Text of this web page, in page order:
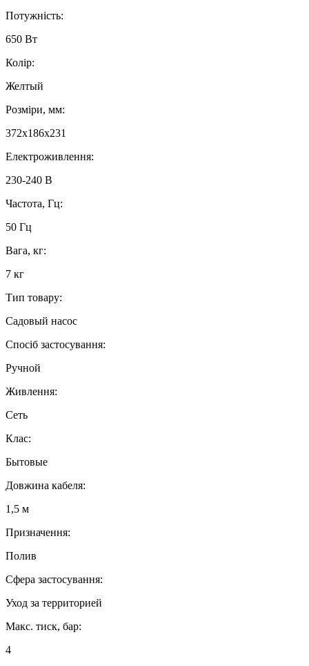
Потужність:
650 Вт
Колір:
Желтый
Розміри, мм:
372x186x231
Електроживлення:
230-240 В
Частота, Гц:
50 Гц
Вага, кг:
7 кг
Тип товару:
Садовый насос
Спосіб застосування:
Ручной
Живлення:
Сеть
Клас:
Бытовые
Довжина кабеля:
1,5 м
Призначення:
Полив
Сфера застосування:
Уход за территорией
Макс. тиск, бар:
4